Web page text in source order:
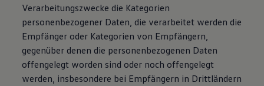
Verarbeitungszwecke die Kategorien
personenbezogener Daten, die verarbeitet werden die
Empfänger oder Kategorien von Empfängern,
gegenüber denen die personenbezogenen Daten
offengelegt worden sind oder noch offengelegt
werden, insbesondere bei Empfängern in Drittländern